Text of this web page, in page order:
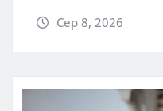
Сер 8, 2026